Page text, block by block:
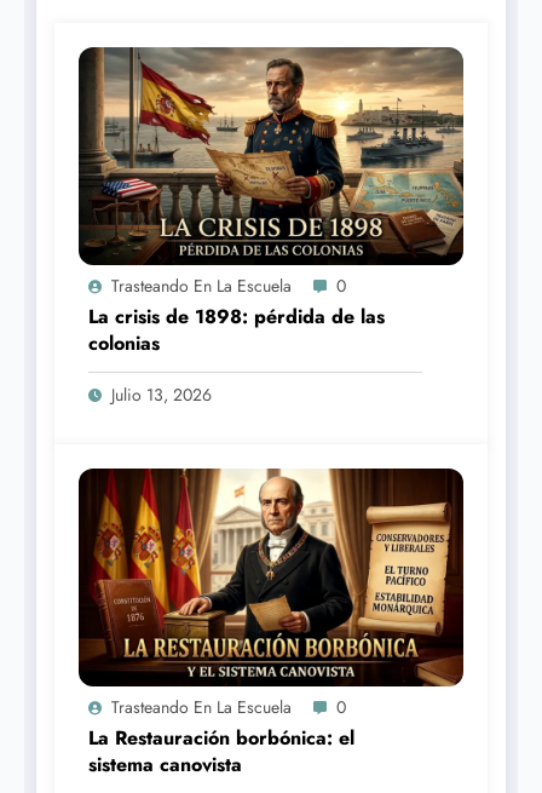
Trasteando En La Escuela 0
La crisis de 1898: pérdida de las
colonias
Julio 13, 2026
Trasteando En La Escuela 0
La Restauración borbónica: el
sistema canovista